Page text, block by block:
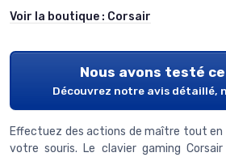
Voir la boutique : Corsair
Nous avons testé
Découvrez notre avis détaillé,
Effectuez des actions de maître tout en
votre souris. Le clavier gaming Corsair